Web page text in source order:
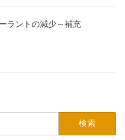
ラントの減少～補充